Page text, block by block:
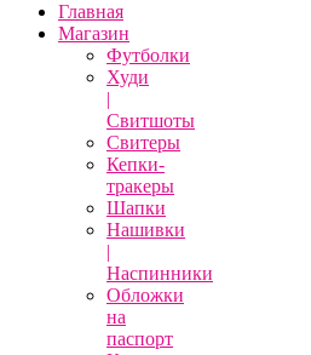
Главная
Магазин
Футболки
Худи
|
Свитшоты
Свитеры
Кепки-
тракеры
Шапки
Нашивки
|
Наспинники
Обложки
на
паспорт